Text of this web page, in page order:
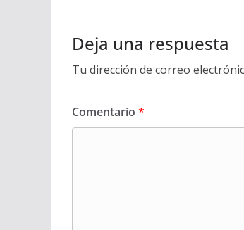
Deja una respuesta
Tu dirección de correo
Comentario *